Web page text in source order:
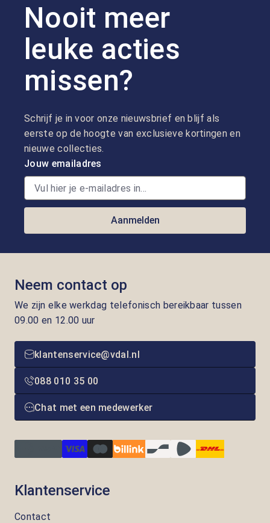
Nooit meer
leuke acties
missen?
Schrijf je in voor onze nieuwsbrief en blijf als
eerste op de hoogte van exclusieve kortingen en
nieuwe collecties.
Jouw emailadres
Aanmelden
Neem contact op
We zijn elke werkdag telefonisch bereikbaar tussen
09.00 en 12.00 uur
klantenservice@vdal.nl
088 010 35 00
Chat met een medewerker
Klantenservice
Contact